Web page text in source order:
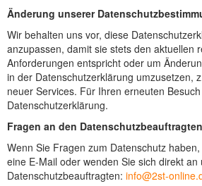
Änderung unserer
Wir behalten uns vor, diese
anzupassen, damit sie stets den aktuellen
Anforderungen entspricht oder um
in der Datenschutzerklärung umzusetzen,
neuer Services. Für Ihren erneuten
Datenschutzerklärung.
Fragen an den Datenschutzbeauftragten
Wenn Sie Fragen zum Datenschutz
eine E-Mail oder wenden Sie sich direkt an
Datenschutzbeauftragten: info@2st-